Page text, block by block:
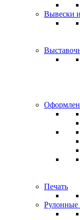
Вывески
Печать
Рулонные